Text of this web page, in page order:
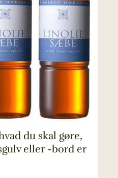
du skal gøre,
eller -bord er